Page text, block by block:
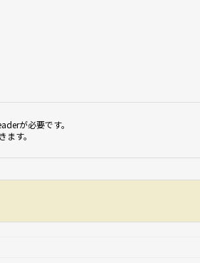
が必要です。
す。